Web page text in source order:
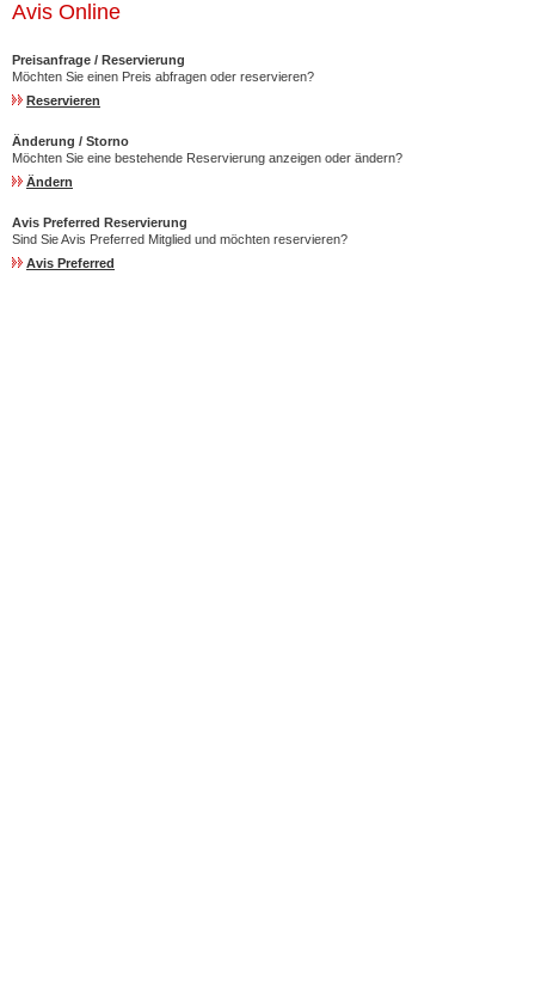
Avis Online
Preisanfrage / Reservierung
Möchten Sie einen Preis abfragen oder reservieren?
Reservieren
Änderung / Storno
Möchten Sie eine bestehende Reservierung anzeigen oder ändern?
Ändern
Avis Preferred Reservierung
Sind Sie Avis Preferred Mitglied und möchten reservieren?
Avis Preferred